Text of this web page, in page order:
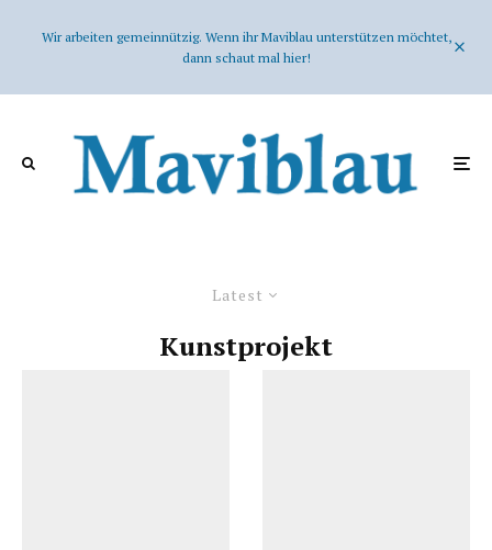
Wir arbeiten gemeinnützig. Wenn ihr Maviblau unterstützen möchtet,
dann schaut mal hier!
Latest
Kunstprojekt